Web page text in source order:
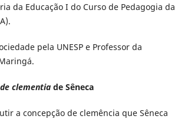
da Educação I do Curso de Pedagogia da
pela UNESP e Professor da
de clementia de Sêneca
a concepção de clemência que Sêneca